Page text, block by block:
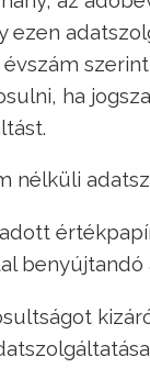
ha
nélküli
benyújtandó